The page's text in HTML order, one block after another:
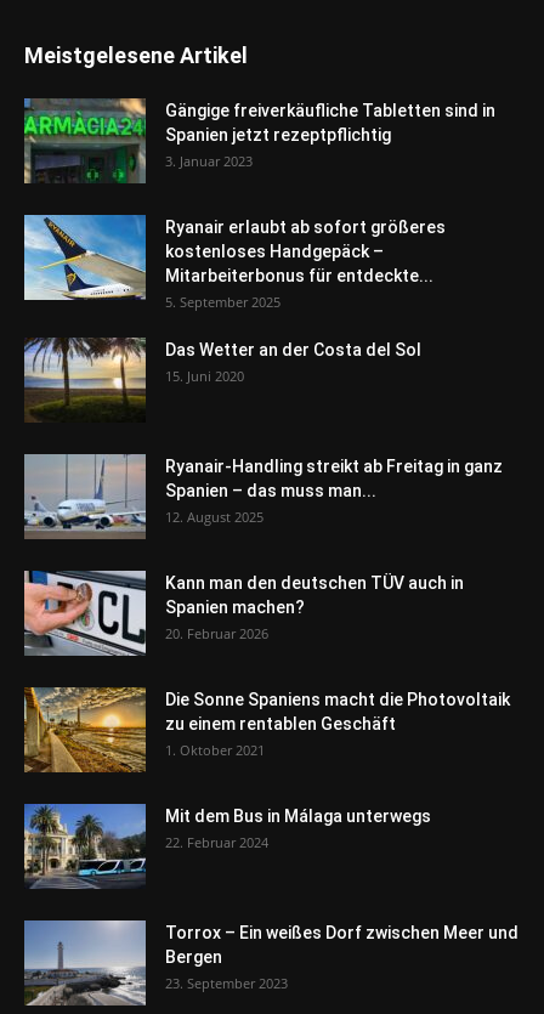
Meistgelesene Artikel
Gängige freiverkäufliche Tabletten sind in
Spanien jetzt rezeptpflichtig
3. Januar 2023
Ryanair erlaubt ab sofort größeres
kostenloses Handgepäck –
Mitarbeiterbonus für entdeckte...
5. September 2025
Das Wetter an der Costa del Sol
15. Juni 2020
Ryanair-Handling streikt ab Freitag in ganz
Spanien – das muss man...
12. August 2025
Kann man den deutschen TÜV auch in
Spanien machen?
20. Februar 2026
Die Sonne Spaniens macht die Photovoltaik
zu einem rentablen Geschäft
1. Oktober 2021
Mit dem Bus in Málaga unterwegs
22. Februar 2024
Torrox – Ein weißes Dorf zwischen Meer und
Bergen
23. September 2023